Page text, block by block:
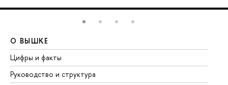
О ВЫШКЕ
Цифры и факты
Руководство и структура